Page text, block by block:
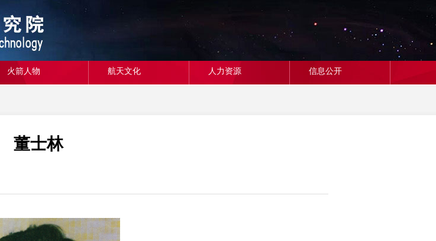
火箭人物 航天文化 人力资源 信息公开
董士林